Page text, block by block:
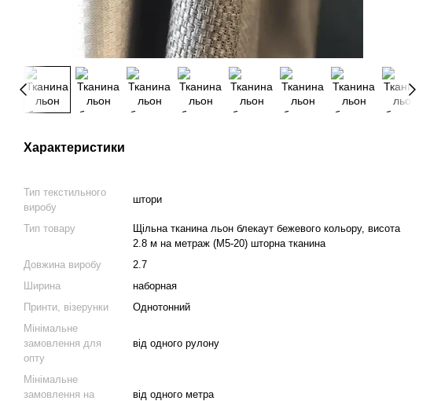
Характеристики
Тип текстильного
виробу
штори
Тип товару
Щільна тканина льон блекаут бежевого кольору, висота
2.8 м на метраж (M5-20) шторна тканина
Довжина виробу
2.7
Ширина
наборная
Принти, візерунки
Однотонний
Мінімальне
замовлення для
опту
від одного рулону
Мінімальне
замовлення на
від одного метра